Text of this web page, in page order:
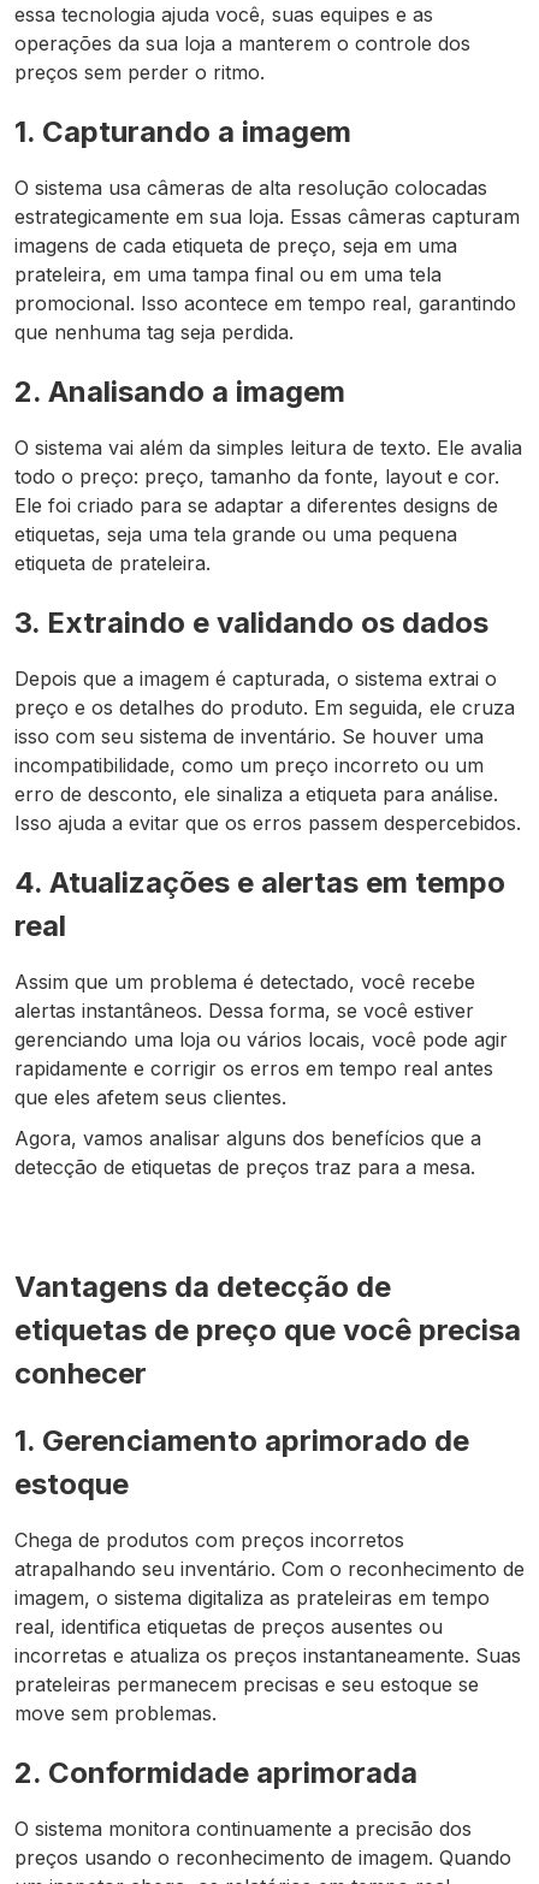
essa tecnologia ajuda você, suas equipes e as
operações da sua loja a manterem o controle dos
preços sem perder o ritmo.
1. Capturando a imagem
O sistema usa câmeras de alta resolução colocadas
estrategicamente em sua loja. Essas câmeras capturam
imagens de cada etiqueta de preço, seja em uma
prateleira, em uma tampa final ou em uma tela
promocional. Isso acontece em tempo real, garantindo
que nenhuma tag seja perdida.
2. Analisando a imagem
O sistema vai além da simples leitura de texto. Ele avalia
todo o preço: preço, tamanho da fonte, layout e cor.
Ele foi criado para se adaptar a diferentes designs de
etiquetas, seja uma tela grande ou uma pequena
etiqueta de prateleira.
3. Extraindo e validando os dados
Depois que a imagem é capturada, o sistema extrai o
preço e os detalhes do produto. Em seguida, ele cruza
isso com seu sistema de inventário. Se houver uma
incompatibilidade, como um preço incorreto ou um
erro de desconto, ele sinaliza a etiqueta para análise.
Isso ajuda a evitar que os erros passem despercebidos.
4. Atualizações e alertas em tempo
real
Assim que um problema é detectado, você recebe
alertas instantâneos. Dessa forma, se você estiver
gerenciando uma loja ou vários locais, você pode agir
rapidamente e corrigir os erros em tempo real antes
que eles afetem seus clientes.
Agora, vamos analisar alguns dos benefícios que a
detecção de etiquetas de preços traz para a mesa.
Vantagens da detecção de
etiquetas de preço que você precisa
conhecer
1. Gerenciamento aprimorado de
estoque
Chega de produtos com preços incorretos
atrapalhando seu inventário. Com o reconhecimento de
imagem, o sistema digitaliza as prateleiras em tempo
real, identifica etiquetas de preços ausentes ou
incorretas e atualiza os preços instantaneamente. Suas
prateleiras permanecem precisas e seu estoque se
move sem problemas.
2. Conformidade aprimorada
O sistema monitora continuamente a precisão dos
preços usando o reconhecimento de imagem. Quando